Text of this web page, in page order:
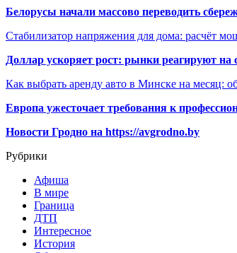
Белорусы начали массово переводить
Стабилизатор напряжения для дома: расчёт
Доллар ускоряет рост: рынки реагируют на
Как выбрать аренду авто в Минске на месяц:
Европа ужесточает требования к
Новости Гродно на https://avgrodno.by
Рубрики
Афиша
В мире
Граница
ДТП
Интересное
История